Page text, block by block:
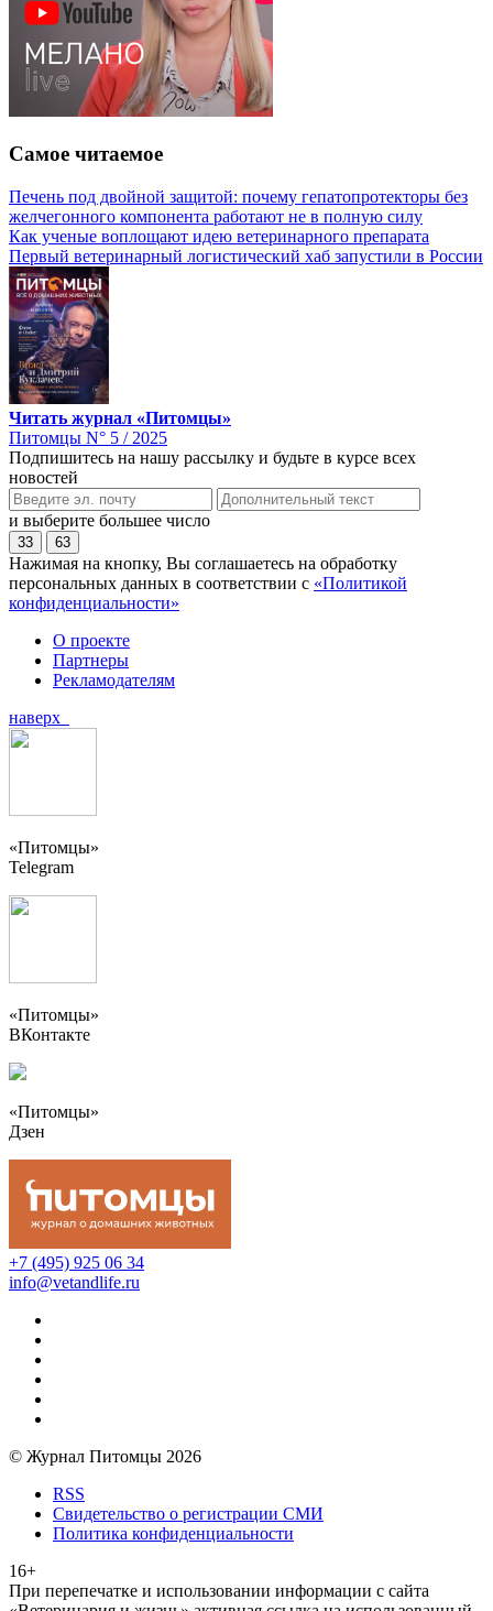
Самое читаемое
Печень под двойной защитой: почему гепатопротекторы без
желчегонного компонента работают не в полную силу
Как ученые воплощают идею ветеринарного препарата
Первый ветеринарный логистический хаб запустили в России
Читать журнал «Питомцы»
Питомцы N° 5 / 2025
Подпишитесь на нашу рассылку и будьте в курсе всех
новостей
и выберите большее число
33 63
Нажимая на кнопку, Вы соглашаетесь на обработку
персональных данных в соответствии с «Политикой
конфиденциальности»
О проекте
Партнеры
Рекламодателям
наверх
«Питомцы»
Telegram
«Питомцы»
ВКонтакте
«Питомцы»
Дзен
+7 (495) 925 06 34
info@vetandlife.ru
© Журнал Питомцы 2026
RSS
Свидетельство о регистрации СМИ
Политика конфиденциальности
16+
При перепечатке и использовании информации с сайта